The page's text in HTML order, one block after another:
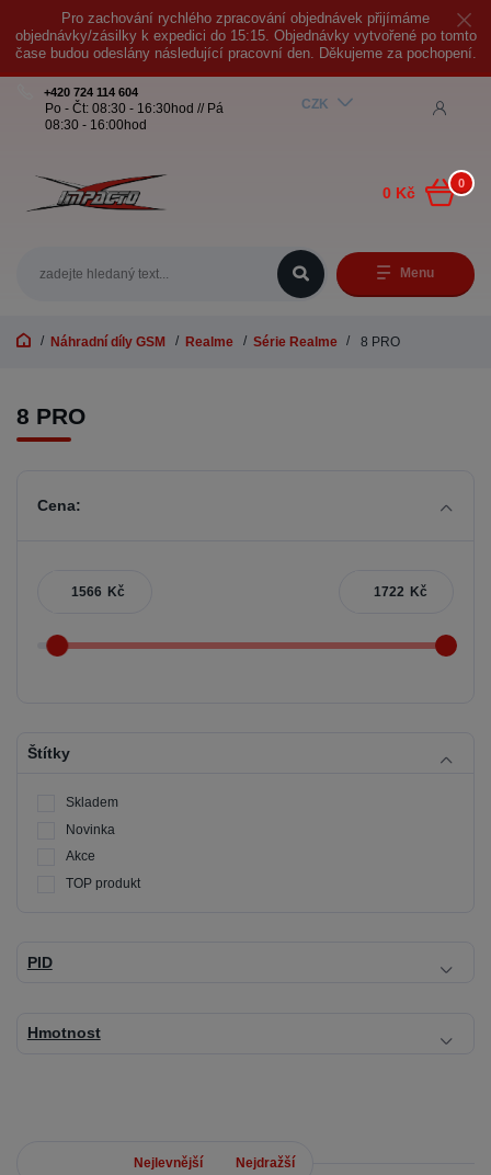
Pro zachování rychlého zpracování objednávek přijímáme
objednávky/zásilky k expedici do 15:15. Objednávky vytvořené po tomto
čase budou odeslány následující pracovní den. Děkujeme za pochopení.
Menu
CZK
+420 724 114 604
Po - Čt: 08:30 - 16:30hod // Pá
08:30 - 16:00hod
0
0 Kč
Náhradní díly GSM Realme Série Realme 8 PRO
8 PRO
Cena:
Kč Kč
Štítky
Skladem
Novinka
Akce
TOP produkt
PID
Hmotnost
Nejlevnější Nejdražší